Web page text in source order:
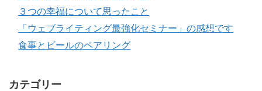
３つの幸福について思ったこと
「ウェブライティング最強化セミナー」の感想です
食事とビールのペアリング
カテゴリー